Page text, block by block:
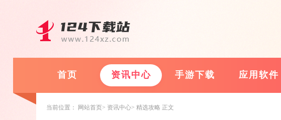
首页 资讯中心 手游下载 应用软件
当前位置： 网站首页 资讯中心 精选攻略 正文